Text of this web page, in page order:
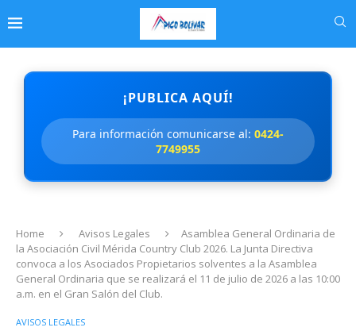
¡PUBLICA AQUÍ!
Para información comunicarse al: 0424-
7749955
Home Avisos Legales
Asamblea General Ordinaria de
la Asociación Civil Mérida Country Club 2026. La Junta Directiva
convoca a los Asociados Propietarios solventes a la Asamblea
General Ordinaria que se realizará el 11 de julio de 2026 a las 10:00
a.m. en el Gran Salón del Club.
AVISOS LEGALES